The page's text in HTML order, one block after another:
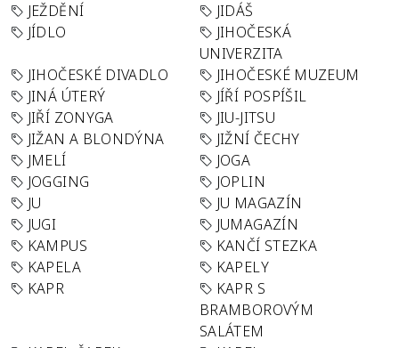
JEŽDĚNÍ
JIDÁŠ
JÍDLO
JIHOČESKÁ
UNIVERZITA
JIHOČESKÉ DIVADLO
JIHOČESKÉ MUZEUM
JINÁ ÚTERÝ
JÍŘÍ POSPÍŠIL
JIŘÍ ZONYGA
JIU-JITSU
JIŽAN A BLONDÝNA
JIŽNÍ ČECHY
JMELÍ
JOGA
JOGGING
JOPLIN
JU
JU MAGAZÍN
JUGI
JUMAGAZÍN
KAMPUS
KANČÍ STEZKA
KAPELA
KAPELY
KAPR
KAPR S
BRAMBOROVÝM
SALÁTEM